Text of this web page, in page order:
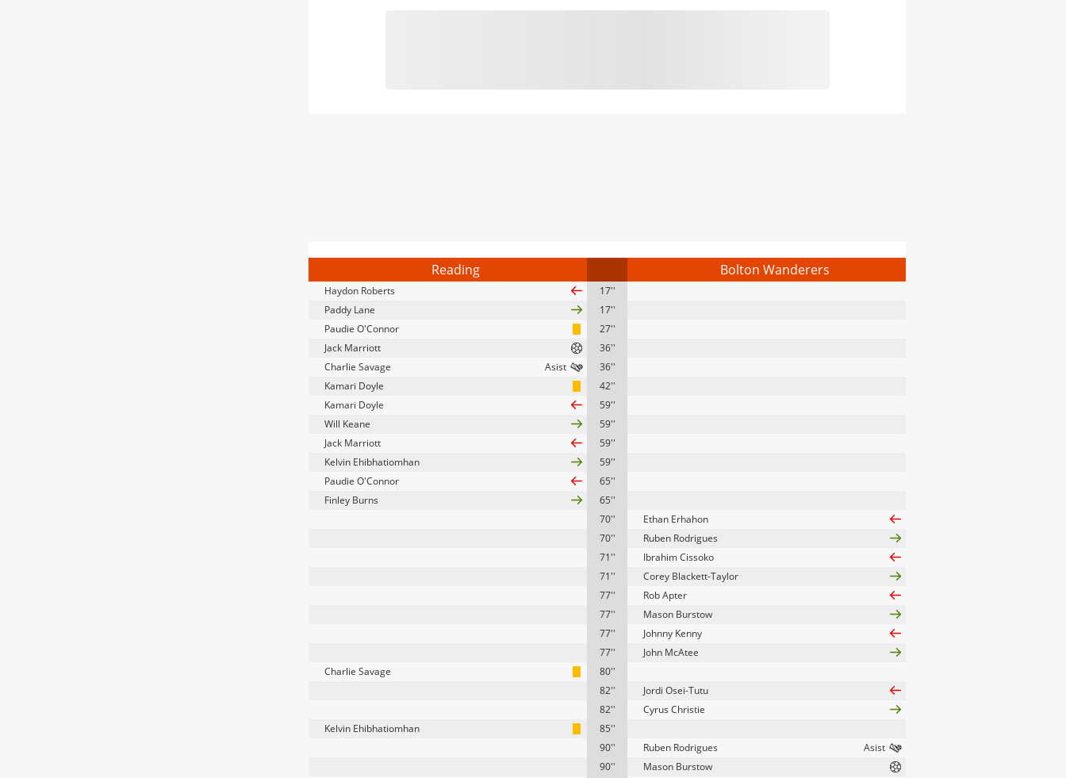
Reading Bolton Wanderers
Haydon Roberts
17''
Paddy Lane
17''
Paudie O'Connor
27''
Jack Marriott
36''
Charlie Savage
36''
Kamari Doyle
42''
Kamari Doyle
59''
Will Keane
59''
Jack Marriott
59''
Kelvin Ehibhatiomhan
59''
Paudie O'Connor
65''
Finley Burns
65''
70''
Ethan Erhahon
70''
Ruben Rodrigues
71''
Ibrahim Cissoko
71''
Corey Blackett-Taylor
77''
Rob Apter
77''
Mason Burstow
77''
Johnny Kenny
77''
John McAtee
Charlie Savage
80''
82''
Jordi Osei-Tutu
82''
Cyrus Christie
Kelvin Ehibhatiomhan
85''
90''
Ruben Rodrigues
90''
Mason Burstow